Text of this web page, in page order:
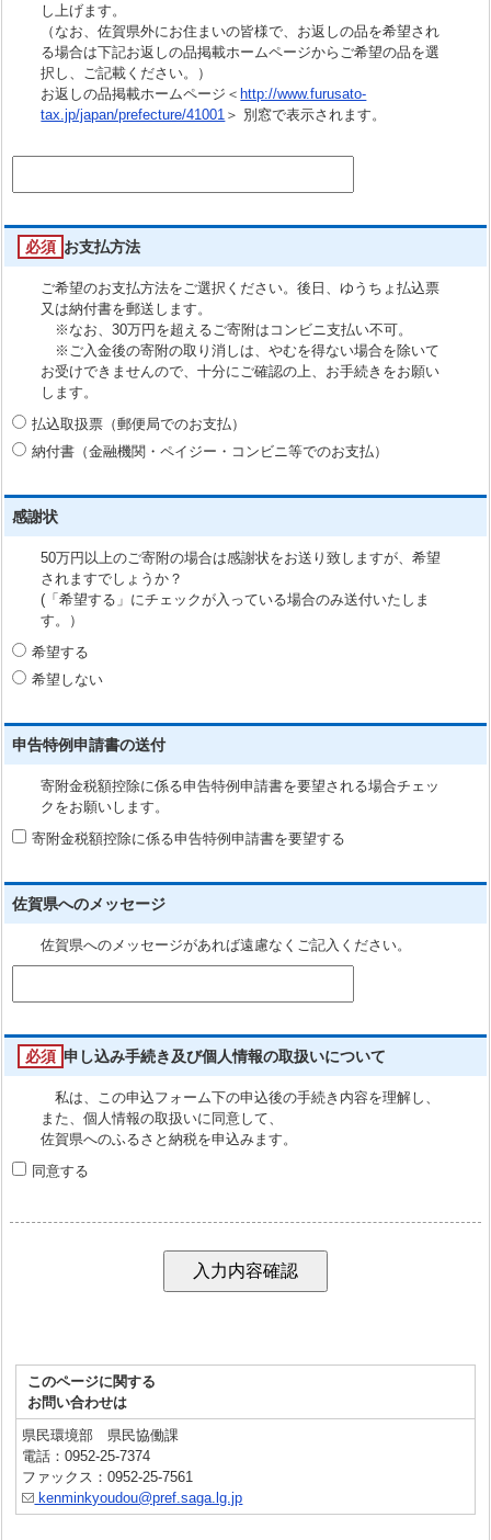
し上げます。
（なお、佐賀県外にお住まいの皆様で、お返しの品を希望され
る場合は下記お返しの品掲載ホームページからご希望の品を選
択し、ご記載ください。）
お返しの品掲載ホームページ＜ http://www.furusato-
tax.jp/japan/prefecture/41001 ＞ 別窓で表示されます。
必須 お支払方法
ご希望のお支払方法をご選択ください。後日、ゆうちょ払込票
又は納付書を郵送します。
※なお、30万円を超えるご寄附はコンビニ支払い不可。
※ご入金後の寄附の取り消しは、やむを得ない場合を除いて
お受けできませんので、十分にご確認の上、お手続きをお願い
します。
払込取扱票（郵便局でのお支払）
納付書（金融機関・ペイジー・コンビニ等でのお支払）
感謝状
50万円以上のご寄附の場合は感謝状をお送り致しますが、希望
されますでしょうか？
(「希望する」にチェックが入っている場合のみ送付いたしま
す。）
希望する
希望しない
申告特例申請書の送付
寄附金税額控除に係る申告特例申請書を要望される場合チェッ
クをお願いします。
寄附金税額控除に係る申告特例申請書を要望する
佐賀県へのメッセージ
佐賀県へのメッセージがあれば遠慮なくご記入ください。
必須 申し込み手続き及び個人情報の取扱いについて
私は、この申込フォーム下の申込後の手続き内容を理解し、
また、個人情報の取扱いに同意して、
佐賀県へのふるさと納税を申込みます。
同意する
このページに関する
お問い合わせは
県民環境部 県民協働課
電話：0952-25-7374
ファックス：0952-25-7561
kenminkyoudou@pref.saga.lg.jp